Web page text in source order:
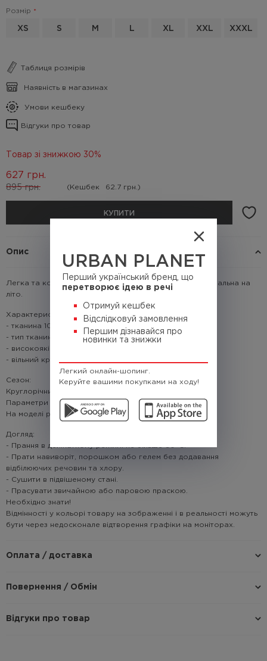
URBAN PLANET
Перший український бренд, що
перетворює ідею в речі
Отримуй кешбек
Відслідковуй замовлення
Першим дізнавайся про
новинки та знижки
Легкий онлайн-шопинг.
Керуйте вашими покупками на ходу!
Розмір
XS S M L XL XXL XXXL
Таблиця розмірів
Наявність в магазинах
Умови кешбеку
Відгуки про товар
Товар зі знижкою 30%
895 грн.
627 грн.
(Кешбек 62.7 грн.)
КУПИТИ
Опис
Легка та комфортна з нової технологічної тканини, ідеальна на
літо.
Характеристики:
- тканина 100% поліестер
- тип тканини: дихаюча сітка
- високоякісний цифровий друк
- вільний крій.
Сезон:
Круглорічний
Параметри моделі: зріст: 185 см; вага 83 кг,
На моделі розмір: L
Догляд:
- Прання в делікатному режимі не більше 30°C.
- Прати навиворіт, порошком або гелем без додавання
відбілюючих речовин та хлору.
- Сушити в підвішеному стані.
- Прасувати звичайною або паровою праскою.
Необхідно знати!
Відмінності у кольорі товару на зображенні і в реальності можуть
бути через недосконале відтворення графіки на моніторах.
Оплата / доставка
Повернення / Обмін
Відгуки про товар